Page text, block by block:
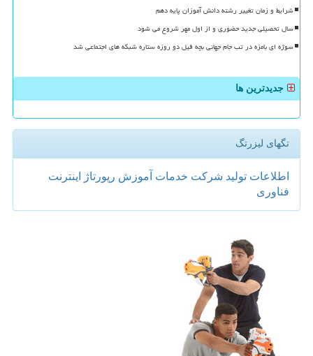
شرایط و زمان تغییر رشته دانش آموزان پایه دهم
سال تحصیلی جدید حضوری و از اول مهر شروع می شود
سوژه ای بامزه در تب جام جهانی بچه فیل دو روزه ستاره شبکه های اجتماعی شد
جدیدترین ها
تگهای لیزرتگ
اطلاعات تولید شركت خدمات آموزش رپورتاژ
اینترنت
فناوری